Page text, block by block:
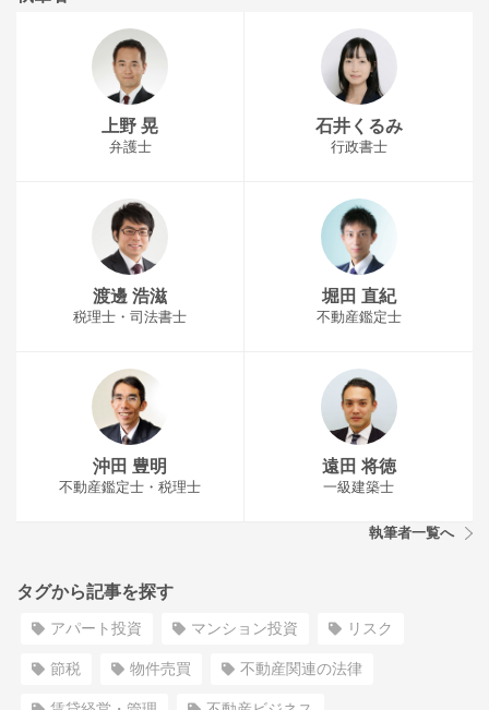
上野 晃
弁護士
石井くるみ
行政書士
渡邊 浩滋
税理士・司法書士
堀田 直紀
不動産鑑定士
沖田 豊明
不動産鑑定士・税理士
遠田 将徳
一級建築士
執筆者一覧へ
タグから記事を探す
アパート投資 マンション投資 リスク
節税 物件売買 不動産関連の法律